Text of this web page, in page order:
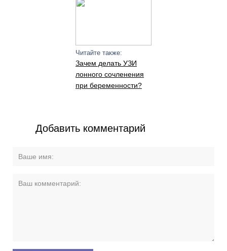
Читайте также:
Зачем делать УЗИ
лонного сочленения
при беременности?
Добавить комментарий